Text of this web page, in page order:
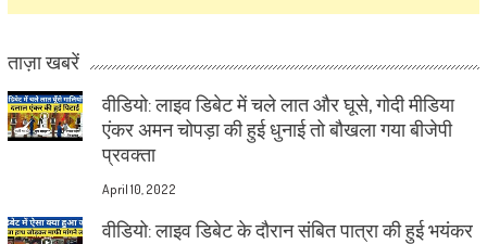
ताज़ा खबरें
वीडियो: लाइव डिबेट में चले लात और घूसे, गोदी मीडिया
एंकर अमन चोपड़ा की हुई धुनाई तो बौखला गया बीजेपी
प्रवक्ता
April 10, 2022
वीडियो: लाइव डिबेट के दौरान संबित पात्रा की हुई भयंकर